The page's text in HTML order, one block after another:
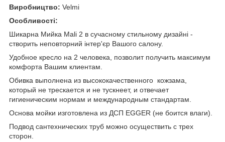
Виробництво: Velmi
Особливості:
Шикарна Мийка Mali 2 в сучасному стильному дизайні -
створить неповторний інтер'єр Вашого салону.
Удобное кресло на 2 человека, позволит получить максимум
комфорта Вашим клиентам.
Обивка выполнена из высококачественного кожзама,
который не трескается и не тускнеет, и отвечает
гигиеническим нормам и международным стандартам.
Основа мойки изготовлена из ДСП EGGER (не боится влаги).
Подвод сантехнических труб можно осуществить с трех
сторон.